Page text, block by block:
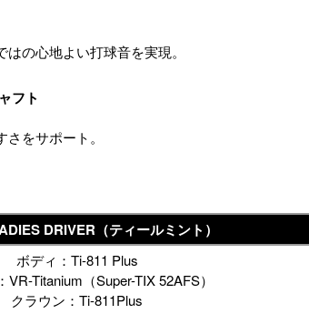
の心地よい打球音を実現。
フト
をサポート。
DRIVER（ティールミント）
ボディ：Ti-811 Plus
VR-Titanium（Super-TIX 52AFS）
クラウン：Ti-811Plus